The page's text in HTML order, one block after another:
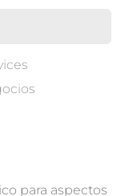
para aspectos